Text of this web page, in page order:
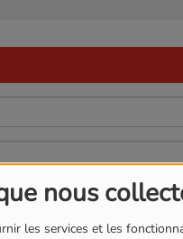
nous
les services et les